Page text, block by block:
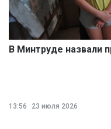
В Минтруде назвали
13:56 23 июля 2026